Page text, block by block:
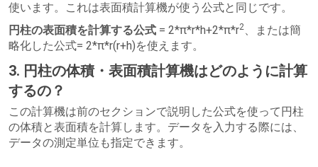
使います。これは表面積計算機が使う公式と同じです。
円柱の表面積を計算する公式 = 2*π*r*h+2*π*r2、または簡
略化した公式= 2*π*r(r+h)を使えます。
3. 円柱の体積・表面積計算機はどのように計算
するの？
この計算機は前のセクションで説明した公式を使って円柱
の体積と表面積を計算します。データを入力する際には、
データの測定単位も指定できます。